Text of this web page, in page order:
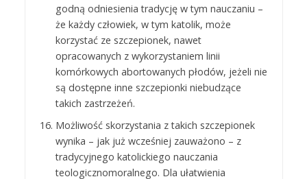
godną odniesienia tradycję w tym nauczaniu –
że każdy człowiek, w tym katolik, może
korzystać ze szczepionek, nawet
opracowanych z wykorzystaniem linii
komórkowych abortowanych płodów, jeżeli nie
są dostępne inne szczepionki niebudzące
takich zastrzeżeń.
Możliwość skorzystania z takich szczepionek
wynika – jak już wcześniej zauważono – z
tradycyjnego katolickiego nauczania
teologicznomoralnego. Dla ułatwienia